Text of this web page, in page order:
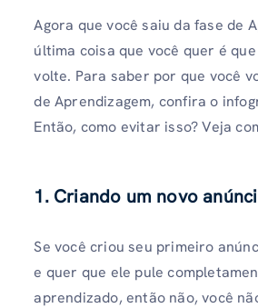
Agora que você saiu da fase de
última coisa que você quer é
volte. Para saber por que você
de Aprendizagem, confira o
Então, como evitar isso? Veja
1. Criando um novo
Se você criou seu primeiro
e quer que ele pule
aprendizado, então não, você